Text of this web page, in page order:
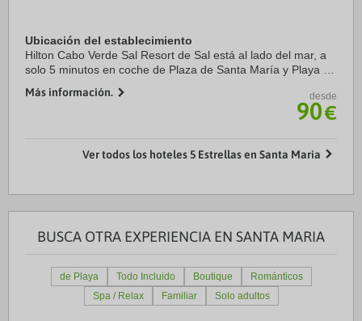
Ubicación del establecimiento
Hilton Cabo Verde Sal Resort de Sal está al lado del mar, a
solo 5 minutos en coche de Plaza de Santa María y Playa de
2,6 km de Muelle de Santa ...
Más información. desde
90€
Ver todos los hoteles 5 Estrellas en Santa Maria
BUSCA OTRA EXPERIENCIA EN SANTA MARIA
de Playa Todo Incluido Boutique
Románticos
Spa / Relax
Familiar Solo adultos